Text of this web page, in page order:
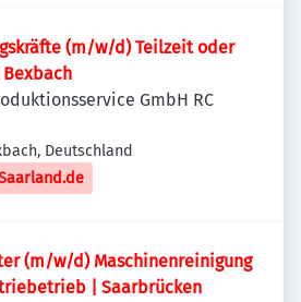
(m/w/d) Teilzeit oder
GmbH RC
Deutschland
(m/w/d) Maschinenreinigung
| Saarbrücken